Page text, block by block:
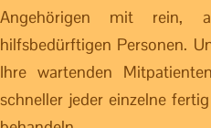
Angehörigen mit rein,
hilfsbedürftigen Personen.
Ihre wartenden
schneller jeder einzelne